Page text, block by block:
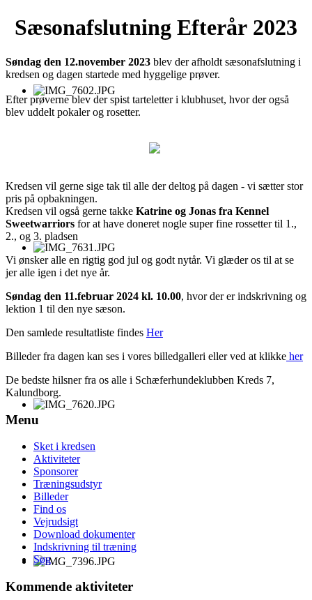
Sæsonafslutning Efterår 2023
Søndag den 12.november 2023 blev der afholdt sæsonafslutning i
kredsen og dagen startede med hyggelige prøver.
Efter prøverne blev der spist tarteletter i klubhuset, hvor der også
blev uddelt pokaler og rosetter.
Kredsen vil gerne sige tak til alle der deltog på dagen - vi sætter stor
pris på opbakningen.
Kredsen vil også gerne takke Katrine og Jonas fra Kennel
Sweetwarriors for at have doneret nogle super fine rossetter til 1.,
2., og 3. pladsen
Vi ønsker alle en rigtig god jul og godt nytår. Vi glæder os til at se
jer alle igen i det nye år.
Søndag den 11.februar 2024 kl. 10.00, hvor der er indskrivning og
lektion 1 til den nye sæson.
Den samlede resultatliste findes Her
Billeder fra dagen kan ses i vores billedgalleri eller ved at klikke her
De bedste hilsner fra os alle i Schæferhundeklubben Kreds 7,
Kalundborg.
Menu
Sket i kredsen
Aktiviteter
Sponsorer
Træningsudstyr
Billeder
Find os
Vejrudsigt
Download dokumenter
Indskrivning til træning
Søg
Kommende aktiviteter